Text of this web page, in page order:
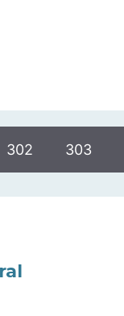
302 303